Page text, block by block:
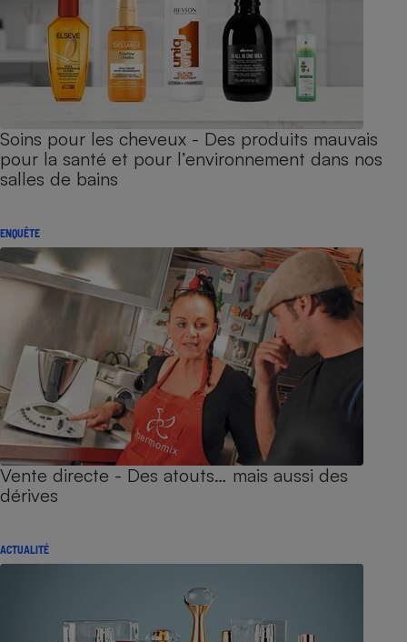
Soins pour les cheveux - Des produits mauvais
pour la santé et pour l’environnement dans nos
salles de bains
ENQUÊTE
Vente directe - Des atouts… mais aussi des
dérives
ACTUALITÉ